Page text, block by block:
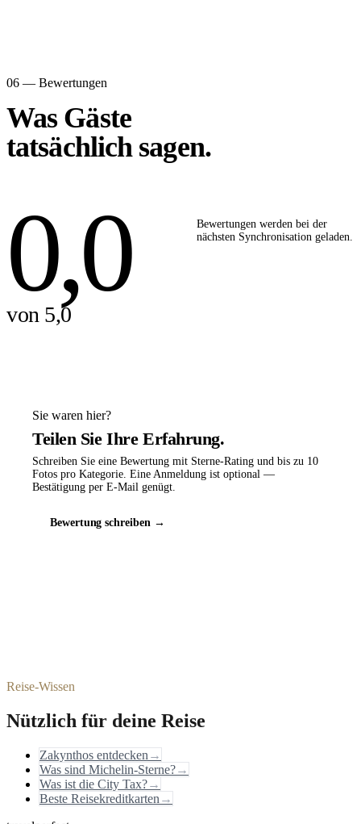
06 — Bewertungen
Was Gäste
tatsächlich sagen.
0,0
von 5,0
Bewertungen werden bei der
nächsten Synchronisation geladen.
Sie waren hier?
Teilen Sie Ihre Erfahrung.
Schreiben Sie eine Bewertung mit Sterne-Rating und bis zu 10
Fotos pro Kategorie. Eine Anmeldung ist optional —
Bestätigung per E-Mail genügt.
Bewertung schreiben →
Reise-Wissen
Nützlich für deine Reise
Zakynthos entdecken →
Was sind Michelin-Sterne?→
Was ist die City Tax?→
Beste Reisekreditkarten →